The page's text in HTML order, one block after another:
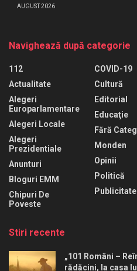
AUGUST 2026
Navighează după categorie
112
Actualitate
Alegeri
Europarlamentare
Alegeri Locale
Alegeri
Prezidentiale
Anunturi
Bloguri EMM
Chipuri De
Poveste
COVID-19
Cultură
Editorial
Educaţie
Fără
Monden
Opinii
Politică
Publicitate
Stiri recente
„101 Români –
rădăcini, la casa